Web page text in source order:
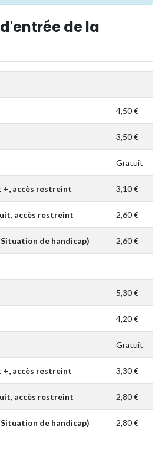
de la
4,50 €
3,50 €
Gratuit
+, accès restreint 3,10 €
accès restreint 2,60 €
de handicap) 2,60 €
5,30 €
4,20 €
Gratuit
+, accès restreint 3,30 €
accès restreint 2,80 €
de handicap) 2,80 €